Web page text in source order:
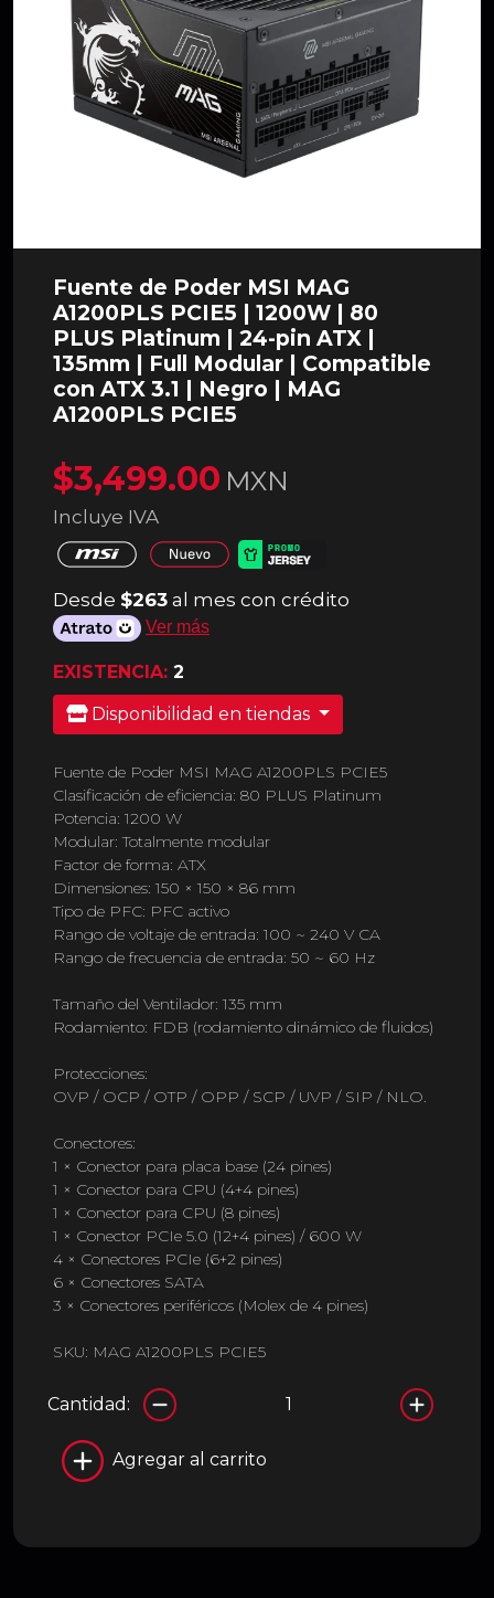
Fuente de Poder MSI MAG
A1200PLS PCIE5 | 1200W | 80
PLUS Platinum | 24-pin ATX |
135mm | Full Modular | Compatible
con ATX 3.1 | Negro | MAG
A1200PLS PCIE5
$3,499.00 MXN
Incluye IVA
Desde $263 al mes con crédito
Ver más
EXISTENCIA: 2
Disponibilidad en tiendas
Fuente de Poder MSI MAG A1200PLS PCIE5
Clasificación de eficiencia: 80 PLUS Platinum
Potencia: 1200 W
Modular: Totalmente modular
Factor de forma: ATX
Dimensiones: 150 × 150 × 86 mm
Tipo de PFC: PFC activo
Rango de voltaje de entrada: 100 ~ 240 V CA
Rango de frecuencia de entrada: 50 ~ 60 Hz
Tamaño del Ventilador: 135 mm
Rodamiento: FDB (rodamiento dinámico de fluidos)
Protecciones:
OVP / OCP / OTP / OPP / SCP / UVP / SIP / NLO.
Conectores:
1 × Conector para placa base (24 pines)
1 × Conector para CPU (4+4 pines)
1 × Conector para CPU (8 pines)
1 × Conector PCIe 5.0 (12+4 pines) / 600 W
4 × Conectores PCIe (6+2 pines)
6 × Conectores SATA
3 × Conectores periféricos (Molex de 4 pines)
SKU: MAG A1200PLS PCIE5
Cantidad:
Agregar al carrito